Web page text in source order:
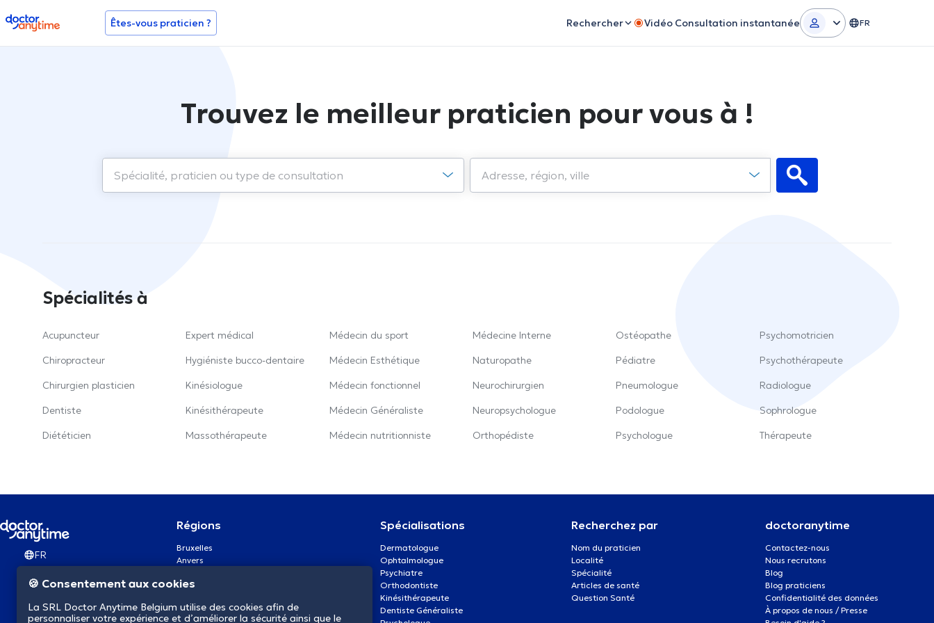
doctoranytime Êtes-vous praticien ? Rechercher Vidéo Consultation instantanée FR
Trouvez le meilleur praticien pour vous à !
Spécialités à
Acupuncteur
Chiropracteur
Chirurgien plasticien
Dentiste
Diététicien
Expert médical
Hygiéniste bucco-dentaire
Kinésiologue
Kinésithérapeute
Massothérapeute
Médecin du sport
Médecin Esthétique
Médecin fonctionnel
Médecin Généraliste
Médecin nutritionniste
Médecine Interne
Naturopathe
Neurochirurgien
Neuropsychologue
Orthopédiste
Ostéopathe
Pédiatre
Pneumologue
Podologue
Psychologue
Psychomotricien
Psychothérapeute
Radiologue
Sophrologue
Thérapeute
FR
Régions
Bruxelles
Anvers
Charleroi
Bruges
Spécialisations
Dermatologue
Ophtalmologue
Psychiatre
Orthodontiste
Kinésithérapeute
Dentiste Généraliste
Recherchez par
Nom du praticien
Localité
Spécialité
Articles de santé
Question Santé
doctoranytime
Contactez-nous
Nous recrutons
Blog
Blog praticiens
Confidentialité des données
À propos de nous / Presse
🍪 Consentement aux cookies
La SRL Doctor Anytime Belgium utilise des cookies afin de
personnaliser votre expérience et d’améliorer la sécurité ainsi que le